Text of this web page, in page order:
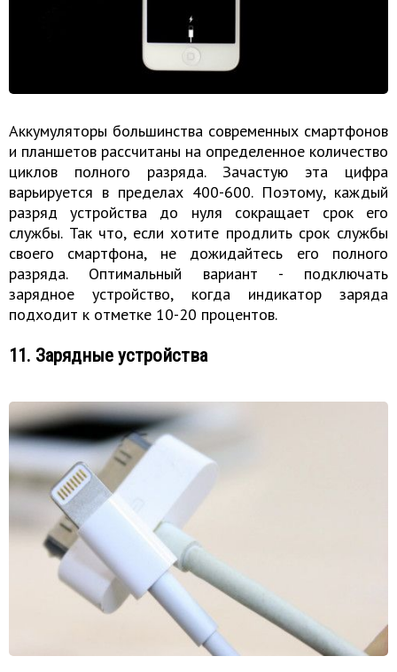
Аккумуляторы большинства современных смартфонов
и планшетов рассчитаны на определенное количество
циклов полного разряда. Зачастую эта цифра
варьируется в пределах 400-600. Поэтому, каждый
разряд устройства до нуля сокращает срок его
службы. Так что, если хотите продлить срок службы
своего смартфона, не дожидайтесь его полного
разряда. Оптимальный вариант - подключать
зарядное устройство, когда индикатор заряда
подходит к отметке 10-20 процентов.
11. Зарядные устройства